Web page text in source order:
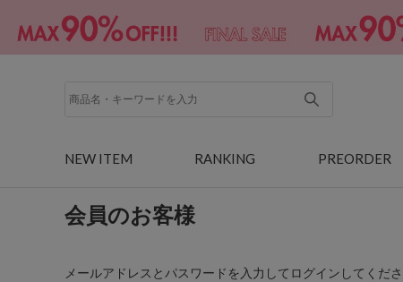
NEW ITEM RANKING PREORDER
会員のお客様
メールアドレスとパスワードを入力してログインしてくださ